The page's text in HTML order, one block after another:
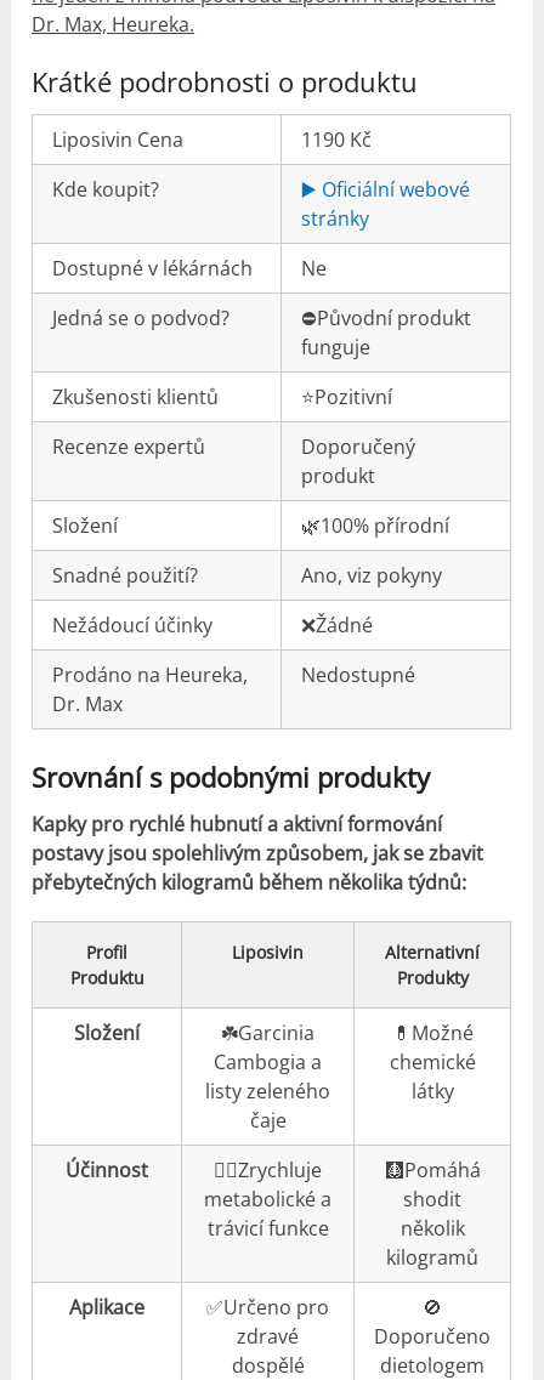
Dr. Max, Heureka.
Krátké podrobnosti o produktu
Liposivin Cena
1190 Kč
Kde koupit?
▶️ Oficiální webové
stránky
Dostupné v lékárnách
Ne
Jedná se o podvod?
⛔️Původní produkt
funguje
Zkušenosti klientů
⭐️Pozitivní
Recenze expertů
Doporučený
produkt
Složení
🌿100% přírodní
Snadné použití?
Ano, viz pokyny
Nežádoucí účinky
❌Žádné
Prodáno na Heureka,
Dr. Max
Nedostupné
Srovnání s podobnými produkty
Kapky pro rychlé hubnutí a aktivní formování
postavy jsou spolehlivým způsobem, jak se zbavit
přebytečných kilogramů během několika týdnů:
Profil
Produktu
Liposivin
Alternativní
Produkty
Složení
☘️Garcinia
Cambogia a
listy zeleného
čaje
💊Možné
chemické
látky
Účinnost
👍🏼Zrychluje
metabolické a
trávicí funkce
🩻Pomáhá
shodit
několik
kilogramů
Aplikace
✅Určeno pro
zdravé
dospělé
🚫
Doporučeno
dietologem